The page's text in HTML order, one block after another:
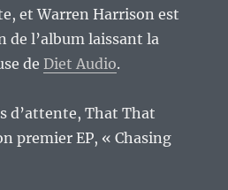
et Warren Harrison est
de l’album laissant la
deDiet Audio.
d’attente, That That
premier EP, « Chasing